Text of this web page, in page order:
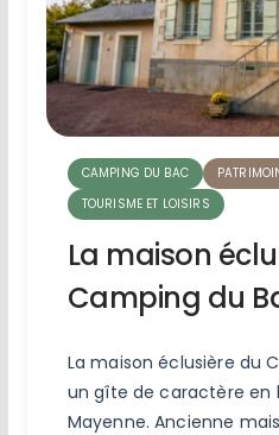
CAMPING DU BAC
TOURISME ET LOISIRS
La maison
Camping du
La maison éclusière du
un gîte de caractère en
Mayenne. Ancienne